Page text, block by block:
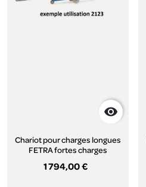

Chariot pour charges longues
FETRA fortes charges
1 794,00 €